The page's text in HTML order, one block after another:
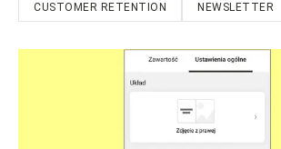
CUSTOMER RETENTION NEWSLETTER